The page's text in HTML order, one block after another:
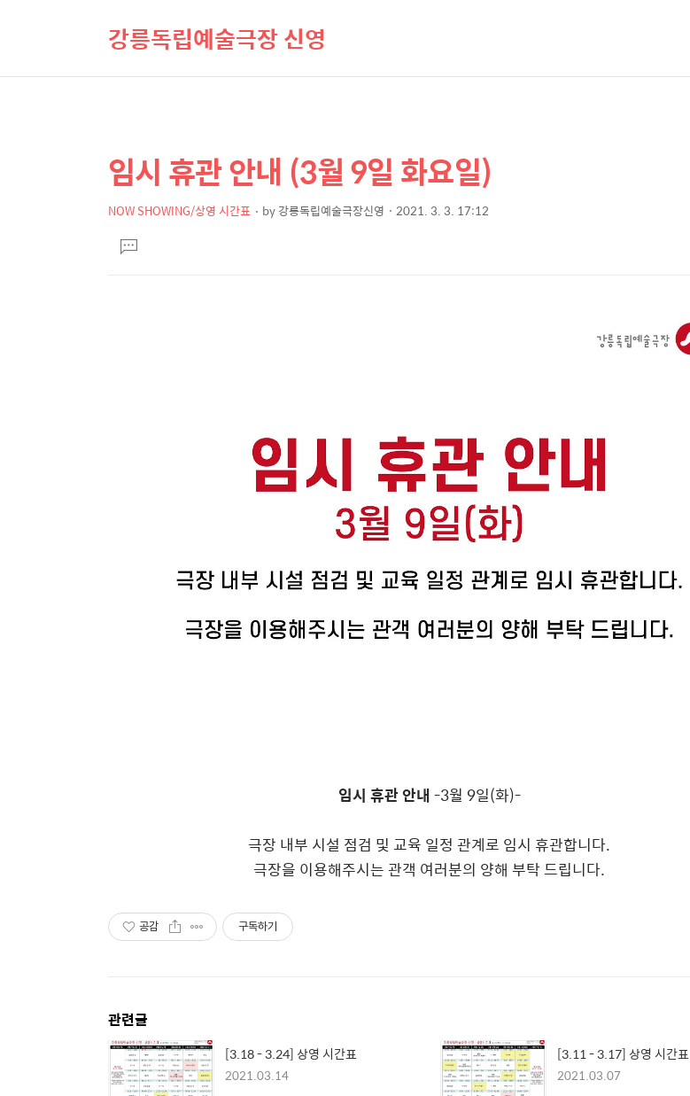
강릉독립예술극장 신영
상
세
컨
텐
본
문
제
임시 휴관 안내 (3월 9일 화요일)
NOW SHOWING/상영 시간표 by강릉독립예술극장신영 2021. 3. 3. 17:12
문댓
글
임시 휴관 안내-3월 9일(화)-
극장 내부 시설 점검 및 교육 일정 관계로 임시 휴관합니다.
극장을 이용해주시는 관객 여러분의 양해 부탁 드립니다.
공감 구독하기
관련글
[3.18 - 3.24] 상영 시간표
2021.03.14
[3.11 - 3.17] 상영 시간표
2021.03.07